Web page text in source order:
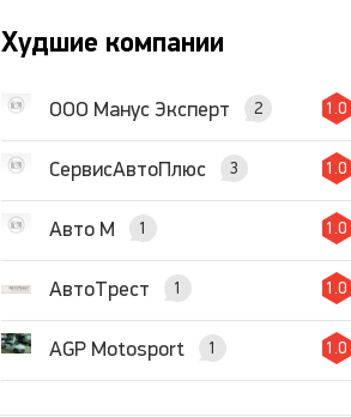
Худшие компании
ООО Манус Эксперт 2 1.0
СервисАвтоПлюс 3 1.0
Авто М 1 1.0
АвтоТрест 1 1.0
AGP Motosport 1 1.0